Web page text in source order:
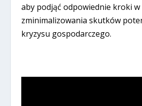
aby podjąć odpowiednie kroki w
zminimalizowania skutków
kryzysu gospodarczego.